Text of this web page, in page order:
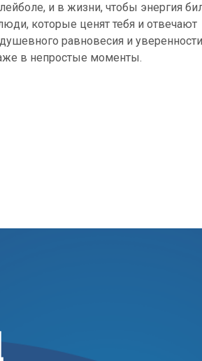
и в жизни, чтобы энергия
которые ценят тебя и отвечают
равновесия и
в непростые моменты.